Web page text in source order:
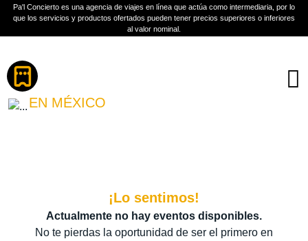
Pa'l Concierto es una agencia de viajes en línea que actúa como intermediaria, por lo
que los servicios y productos ofertados pueden tener precios superiores o inferiores
al valor nominal.
CHASE ATLANTIC
EN MÉXICO
¡Lo sentimos!
Actualmente no hay eventos disponibles.
No te pierdas la oportunidad de ser el primero en